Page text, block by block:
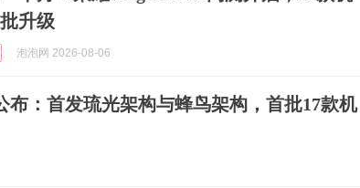
升级
泡泡网 2026-08-06
布：首发琉光架构与蜂鸟架构，首批17款机